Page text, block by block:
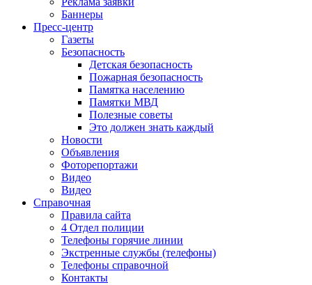
Баннеры
Пресс-центр
Газеты
Безопасность
Детская безопасность
Пожарная безопасность
Памятка населению
Памятки МВД
Полезные советы
Это должен знать каждый
Новости
Объявления
Фоторепортажи
Видео
Видео
Справочная
Правила сайта
4 Отдел полиции
Телефоны горячие линии
Экстренные службы (телефоны)
Телефоны справочной
Контакты